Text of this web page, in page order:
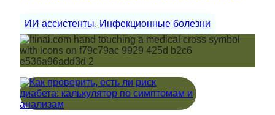
ИИ ассистенты, Инфекционные болезни